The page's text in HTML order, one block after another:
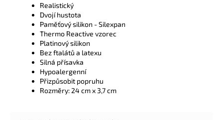
Realistický
Dvojí hustota
Paměťový silikon - Silexpan
Thermo Reactive vzorec
Platinový silikon
Bez ftalátů a latexu
Silná přísavka
Hypoalergenní
Přizpůsobit popruhu
Rozměry: 24 cm x 3,7 cm